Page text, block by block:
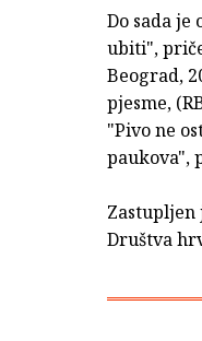
Do sada je
ubiti",
Beograd,
pjesme,
"Pivo ne
paukova",
Zastupljen
Društva